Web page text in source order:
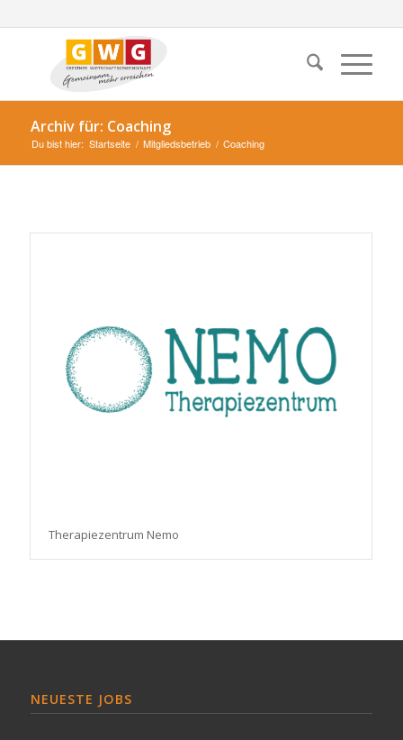
Archiv für: Coaching
Du bist hier: Startseite / Mitgliedsbetrieb / Coaching
Therapiezentrum Nemo
NEUESTE JOBS